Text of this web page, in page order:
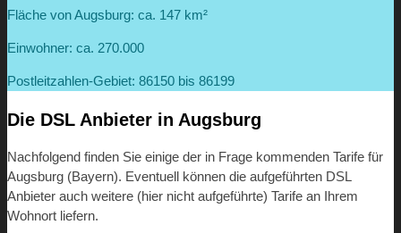
Fläche von Augsburg: ca. 147 km²
Einwohner: ca. 270.000
Postleitzahlen-Gebiet: 86150 bis 86199
Die DSL Anbieter in Augsburg
Nachfolgend finden Sie einige der in Frage kommenden Tarife für
Augsburg (Bayern). Eventuell können die aufgeführten DSL
Anbieter auch weitere (hier nicht aufgeführte) Tarife an Ihrem
Wohnort liefern.